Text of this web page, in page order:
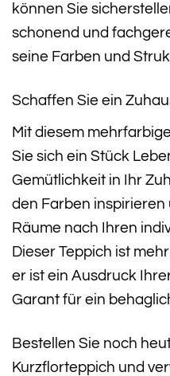
können Sie
schonend und
seine Farben und
Schaffen Sie ein
Mit diesem
Sie sich ein Stück
Gemütlichkeit in Ihr
den Farben inspirieren
Räume nach Ihren
Dieser Teppich ist
er ist ein Ausdruck
Garant für ein
Bestellen Sie noch
Kurzflorteppich und